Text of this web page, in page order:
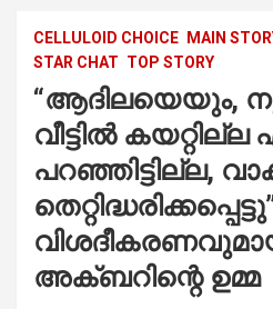
CELLULOID CHOICE MAIN
STAR CHAT TOP STORY
“ആദിലയെയും,
വീട്ടിൽ കയറ്റില്ല
പറഞ്ഞിട്ടില്ല,
അക്ബറിന്റെ ഉമ്മ